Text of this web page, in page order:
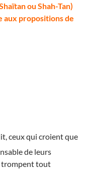
ou Shah-Tan)
aux propositions de
ceux qui croient que
de leurs
trompent tout